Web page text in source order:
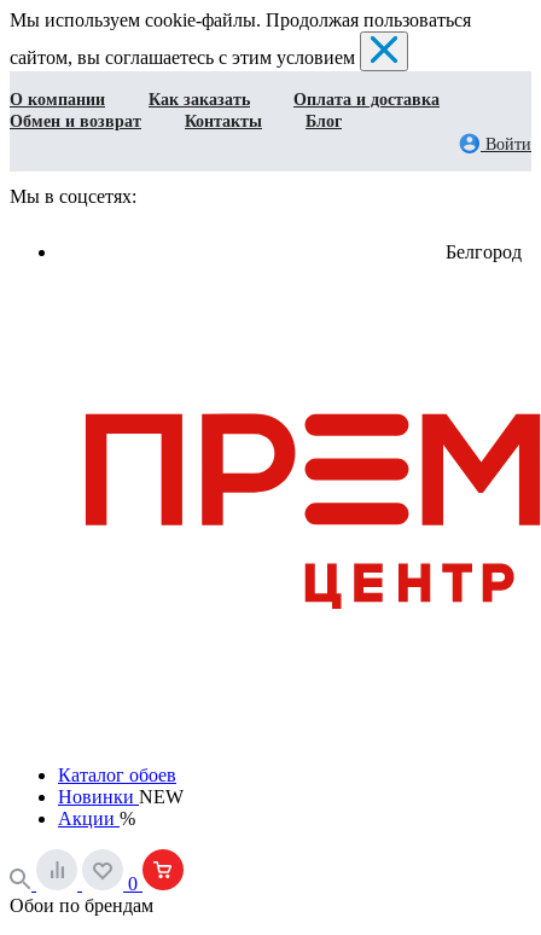
Мы используем cookie-файлы. Продолжая пользоваться
сайтом, вы соглашаетесь с этим условием
О компании Как заказать
Оплата и доставка
Обмен и возврат
Контакты
Блог
Войти
Мы в соцсетях:
Белгород
Каталог обоев
Новинки NEW
Акции %
0
Обои по брендам